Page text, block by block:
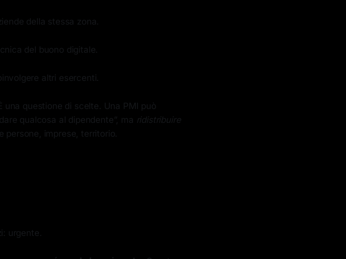
della stessa zona.
del buono digitale.
altri esercenti.
una questione di scelte. Una PMI può
qualcosa al dipendente”, ma ridistribuire
persone, imprese, territorio.
urgente.